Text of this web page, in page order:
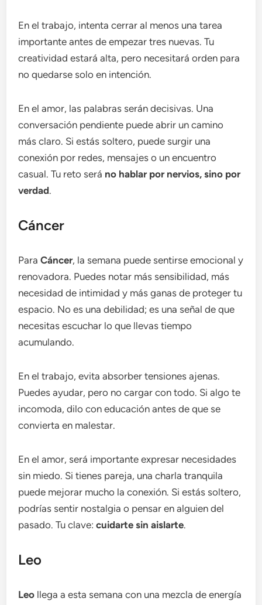
En el trabajo, intenta cerrar al menos una tarea
importante antes de empezar tres nuevas. Tu
creatividad estará alta, pero necesitará orden para
no quedarse solo en intención.
En el amor, las palabras serán decisivas. Una
conversación pendiente puede abrir un camino
más claro. Si estás soltero, puede surgir una
conexión por redes, mensajes o un encuentro
casual. Tu reto será no hablar por nervios, sino por
verdad.
Cáncer
ParaCáncer, la semana puede sentirse emocional y
renovadora. Puedes notar más sensibilidad, más
necesidad de intimidad y más ganas de proteger tu
espacio. No es una debilidad; es una señal de que
necesitas escuchar lo que llevas tiempo
acumulando.
En el trabajo, evita absorber tensiones ajenas.
Puedes ayudar, pero no cargar con todo. Si algo te
incomoda, dilo con educación antes de que se
convierta en malestar.
En el amor, será importante expresar necesidades
sin miedo. Si tienes pareja, una charla tranquila
puede mejorar mucho la conexión. Si estás soltero,
podrías sentir nostalgia o pensar en alguien del
pasado. Tu clave:cuidarte sin aislarte.
Leo
Leo llega a esta semana con una mezcla de energía